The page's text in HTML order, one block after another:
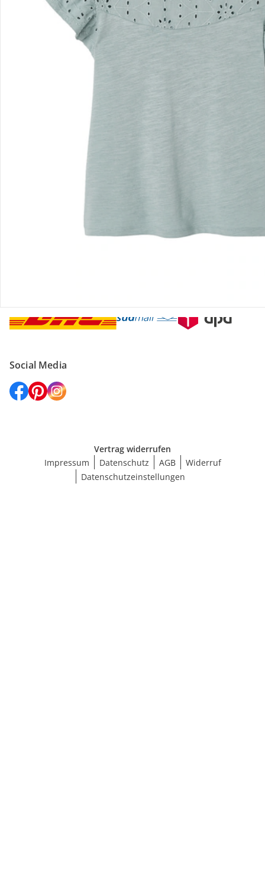
Filialen & Beratung
Unternehmen
Sicher & flexibel bezahlen
Sicher einkaufen
Social Media
Vertrag widerrufen
Impressum
Datenschutz AGB
Widerruf
Datenschutzeinstellungen